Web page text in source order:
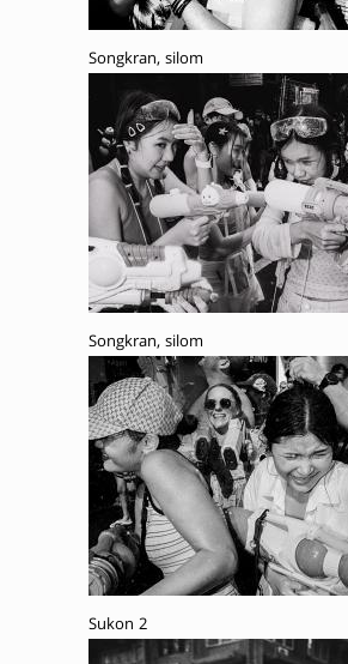
Songkran, silom
Songkran, silom
Sukon 2